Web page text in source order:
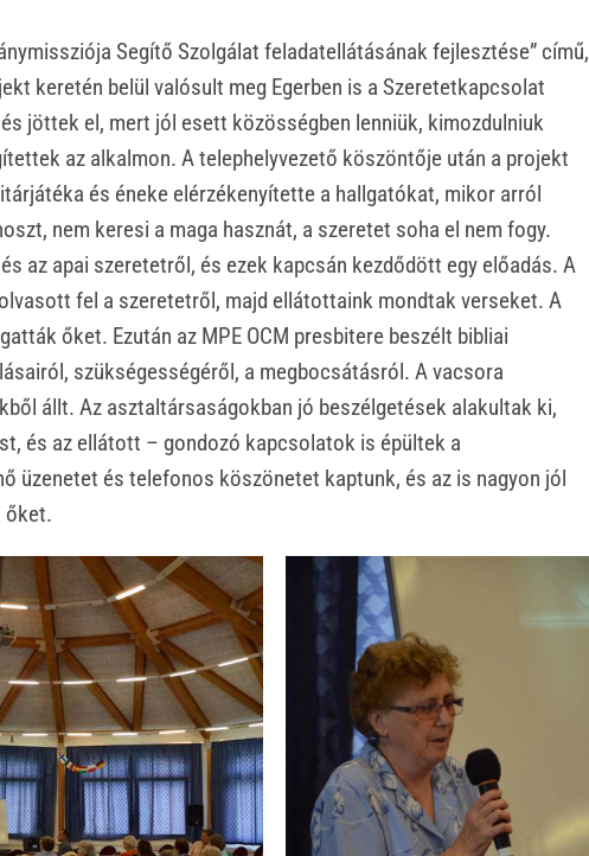
Segítő Szolgálat feladatellátásának fejlesztése” című,
keretén belül valósult meg Egerben is a Szeretetkapcsolat
jöttek el, mert jól esett közösségben lenniük, kimozdulniuk
az alkalmon. A telephelyvezető köszöntője után a projekt
és éneke elérzékenyítette a hallgatókat, mikor arról
nem keresi a maga hasznát, a szeretet soha el nem fogy.
az apai szeretetről, és ezek kapcsán kezdődött egy előadás. A
fel a szeretetről, majd ellátottaink mondtak verseket. A
őket. Ezután az MPE OCM presbitere beszélt bibliai
szükségességéről, a megbocsátásról. A vacsora
állt. Az asztaltársaságokban jó beszélgetések alakultak ki,
és az ellátott – gondozó kapcsolatok is épültek a
üzenetet és telefonos köszönetet kaptunk, és az is nagyon jól
őket.